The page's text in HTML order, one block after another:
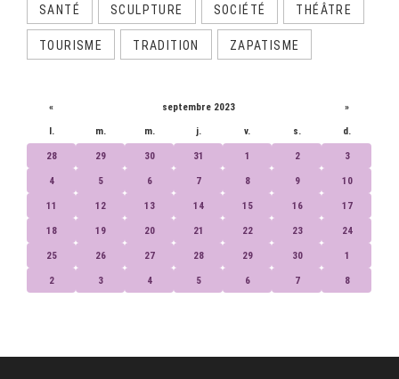
SANTÉ SCULPTURE SOCIÉTÉ THÉÂTRE
TOURISME TRADITION ZAPATISME
« septembre 2023 »
l. m. m. j. v. s. d.
28 29 30 31 1 2 3
4 5 6 7 8 9 10
11 12 13 14 15 16 17
18 19 20 21 22 23 24
25 26 27 28 29 30 1
2 3 4 5 6 7 8